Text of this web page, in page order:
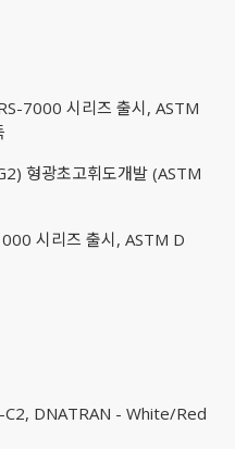
7000 시리즈 출시, ASTM
형광초고휘도개발 (ASTM
시리즈 출시, ASTM D
DNATRAN - White/Red